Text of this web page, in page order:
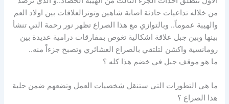
من خلاله تداعيات حادثة اصابة شاهين وتوترالعلاقات بين اولاد العم
والهيبة عموماً.. وبالتوازي مع هذا الصراع تظهر نور رحمة التي تنشأ
بينها وبين جبل علاقة اشكالية تغوص بمفارقات درامية عديدة بين
رومانسية واكشن لتلتقي بالصراع العشائري وتصبح جزءاً منه..
ما هو موقف جبل في خضم هذا كله ؟
ما هي التطورات التي ستنقل شخصيات العمل وتضعهم ضمن حلبة
هذا الصراع ؟